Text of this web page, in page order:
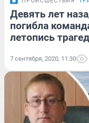
Девять лет
погибла
летопись
7 сентября, 2020, 11:30